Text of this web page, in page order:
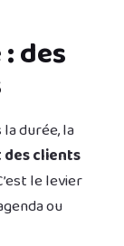
des
durée, la
clients
le levier
ou